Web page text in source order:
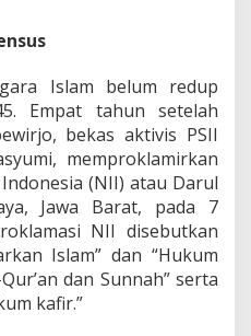
Islam belum redup
Empat tahun setelah
bekas aktivis PSII
memproklamirkan
(NII) atau Darul
Jawa Barat, pada 7
NII disebutkan
Islam” dan “Hukum
dan Sunnah” serta
kafir.”